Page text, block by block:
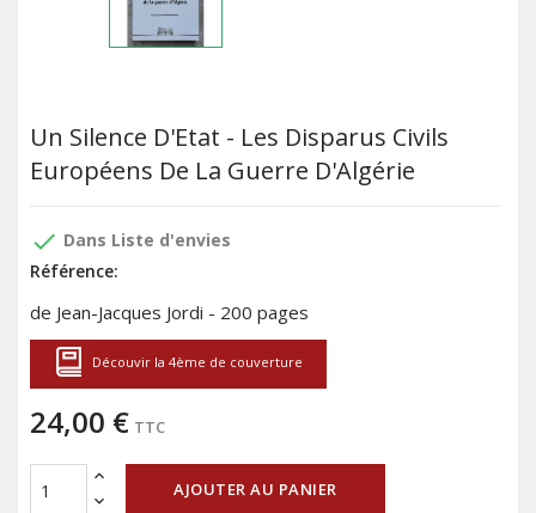
Un Silence D'Etat - Les Disparus Civils
Européens De La Guerre D'Algérie
done Dans Liste d'envies
Référence:
de Jean-Jacques Jordi - 200 pages
Découvir la 4ème de couverture
24,00 € TTC
AJOUTER AU PANIER